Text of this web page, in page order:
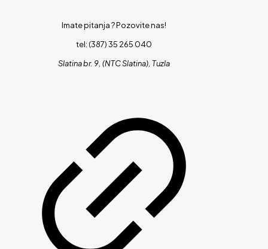
Imate pitanja ?Pozovite nas!
tel: (387) 35 265 040
Slatina br. 9, (NTC Slatina), Tuzla